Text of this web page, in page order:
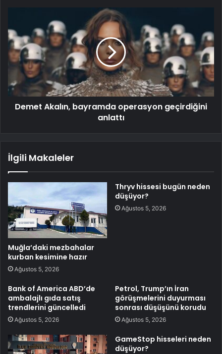
Demet Akalın, bayramda operasyon geçirdiğini
anlattı
İlgili Makaleler
Muğla’daki mezbahalar
kurban kesimine hazır
Ağustos 5, 2026
Thryv hissesi bugün neden
düşüyor?
Ağustos 5, 2026
Bank of America ABD’de
ambalajlı gıda satış
trendlerini güncelledi
Ağustos 5, 2026
Petrol, Trump’ın İran
görüşmelerini duyurması
sonrası düşüşünü korudu
Ağustos 5, 2026
GameStop hisseleri neden
düşüyor?